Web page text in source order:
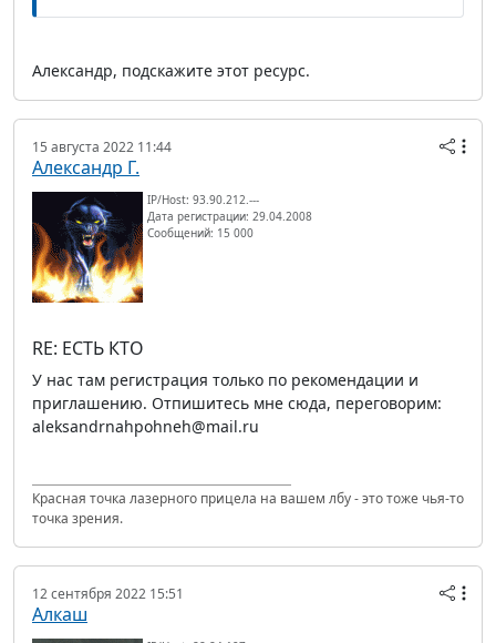
Александр, подскажите этот ресурс.
15 августа 2022 11:44
Александр Г.
IP/Host: 93.90.212.---
Дата регистрации: 29.04.2008
Сообщений: 15 000
RE: ЕСТЬ КТО
У нас там регистрация только по рекомендации и
приглашению. Отпишитесь мне сюда, переговорим:
aleksandrnahpohneh@mail.ru
Красная точка лазерного прицела на вашем лбу - это тоже чья-то
точка зрения.
12 сентября 2022 15:51
Алкаш